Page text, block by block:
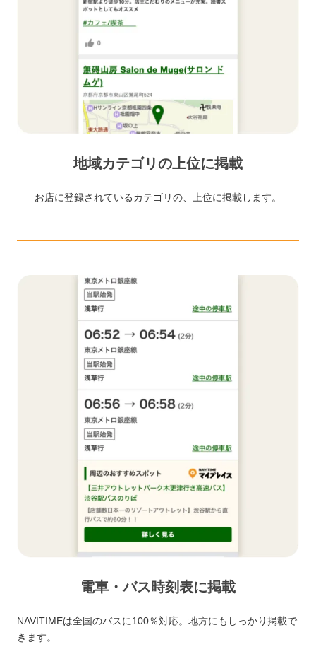
地域カテゴリの上位に掲載
お店に登録されているカテゴリの、上位に掲載します。
電車・バス時刻表に掲載
NAVITIMEは全国のバスに100％対応。地方にもしっかり掲載で
きます。